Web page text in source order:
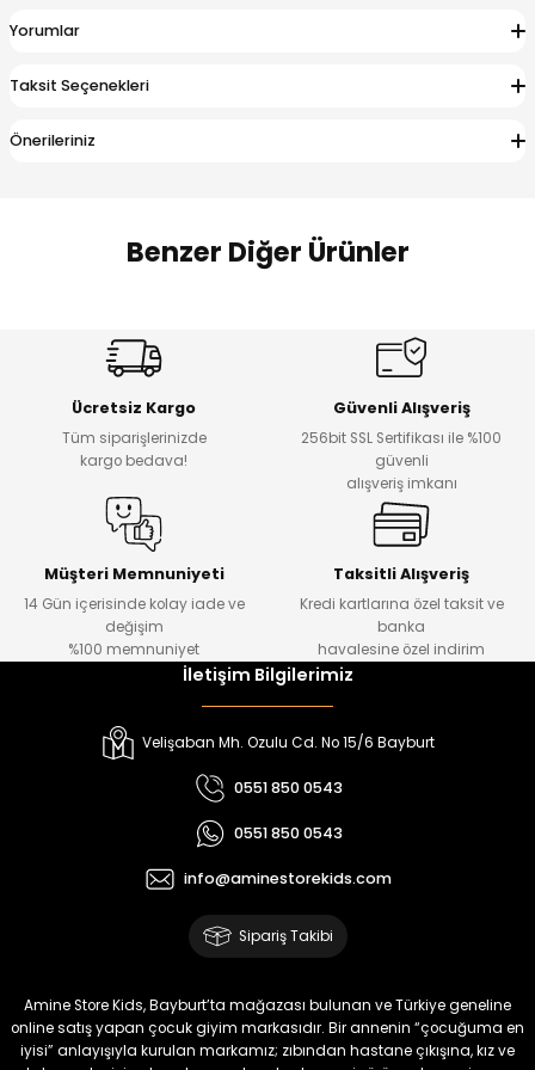
Yorumlar
Taksit Seçenekleri
Önerileriniz
Benzer Diğer Ürünler
Melra Kız Çocuk Kot Pantolon Koren Kız Çocuk ve Bebek Tayt
Koren Kız Çocuk ve Bebek Tayt Koren Kız Çocuk ve Bebek Tayt
Koren Kız Çocuk ve Bebek Tayt
%22
Yovin Kız Bebek Tulum
₺ 250
₺ 320
₺ 250
Yeni
Navel Kız Bebek Tulum
₺ 320
₺ 250
₺ 320
₺ 250
Ücretsiz Kargo
Tüm siparişlerinizde
kargo bedava!
Güvenli Alışveriş
256bit SSL Sertifikası ile %100
güvenli
alışveriş imkanı
Müşteri Memnuniyeti
14 Gün içerisinde kolay iade ve
değişim
%100 memnuniyet
Taksitli Alışveriş
Kredi kartlarına özel taksit ve
banka
havalesine özel indirim
İletişim Bilgilerimiz
Velişaban Mh. Ozulu Cd. No 15/6 Bayburt
0551 850 0543
0551 850 0543
info@aminestorekids.com
Sipariş Takibi
Amine Store Kids, Bayburt’ta mağazası bulunan ve Türkiye geneline
online satış yapan çocuk giyim markasıdır. Bir annenin “çocuğuma en
iyisi” anlayışıyla kurulan markamız; zıbından hastane çıkışına, kız ve
ve Taç